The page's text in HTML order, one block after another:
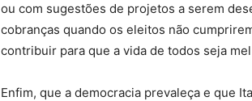
ou com sugestões de projetos a serem
cobranças quando os eleitos não
contribuir para que a vida de todos seja
Enfim, que a democracia prevaleça e que